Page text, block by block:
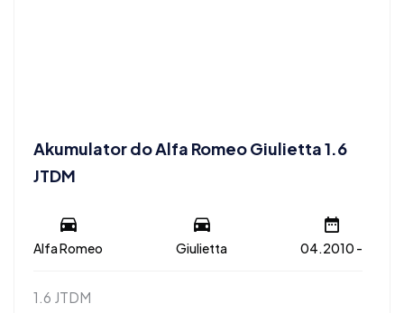
Akumulator do Alfa Romeo Giulietta 1.6
JTDM
Alfa Romeo Giulietta 04.2010 -
1.6 JTDM